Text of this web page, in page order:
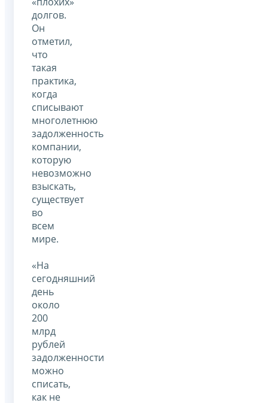
долгов.
Он
отметил,
что
такая
практика,
когда
списывают
многолетнюю
задолженность
компании,
которую
невозможно
взыскать,
существует
во
всем
мире.
«На
сегодняшний
день
около
200
млрд
рублей
задолженности
можно
списать,
как не